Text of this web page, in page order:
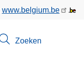
www.belgium.be
Zoeken